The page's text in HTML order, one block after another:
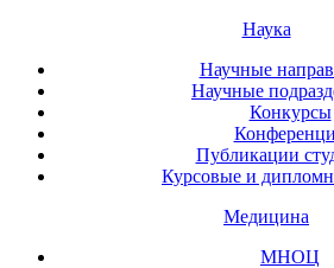
Наука
Научные
Научные
Конкурсы
Публикации
Курсовые и
Медицина
МНОЦ